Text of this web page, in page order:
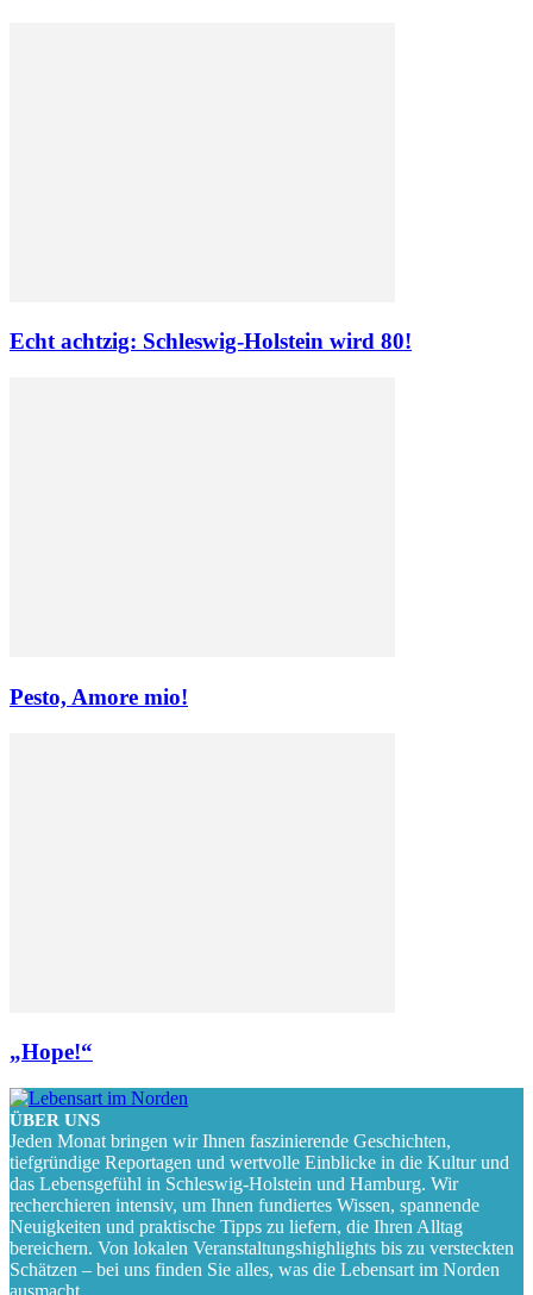
Echt achtzig: Schleswig-Holstein wird 80!
Pesto, Amore mio!
„Hope!“
ÜBER UNS
Jeden Monat bringen wir Ihnen faszinierende Geschichten,
tiefgründige Reportagen und wertvolle Einblicke in die Kultur und
das Lebensgefühl in Schleswig-Holstein und Hamburg. Wir
recherchieren intensiv, um Ihnen fundiertes Wissen, spannende
Neuigkeiten und praktische Tipps zu liefern, die Ihren Alltag
bereichern. Von lokalen Veranstaltungshighlights bis zu versteckten
Schätzen – bei uns finden Sie alles, was die Lebensart im Norden
ausmacht.